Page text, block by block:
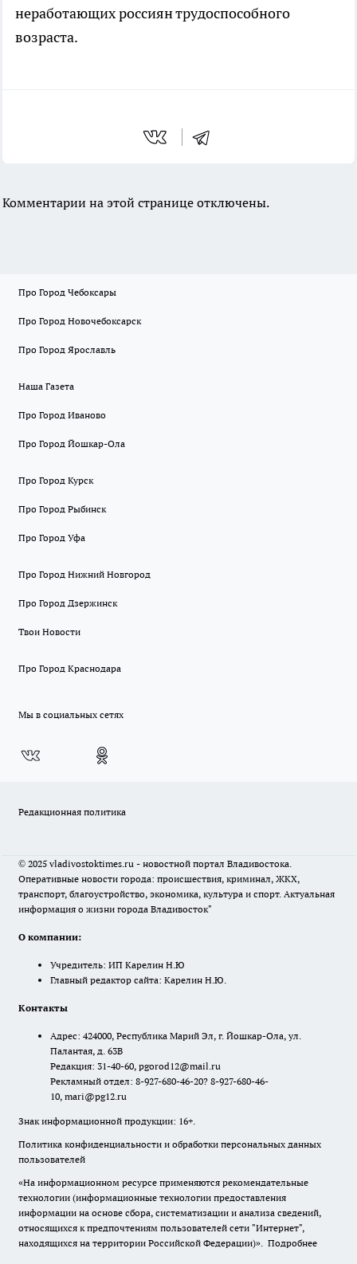
неработающих россиян трудоспособного
возраста.
Комментарии на этой странице отключены.
Про Город Чебоксары
Про Город Новочебоксарск
Про Город Ярославль
Наша Газета
Про Город Иваново
Про Город Йошкар-Ола
Про Город Курск
Про Город Рыбинск
Про Город Уфа
Про Город Нижний Новгород
Про Город Дзержинск
Твои Новости
Про Город Краснодара
Мы в социальных сетях
Редакционная политика
© 2025 vladivostoktimes.ru - новостной портал Владивостока.
Оперативные новости города: происшествия, криминал, ЖКХ,
транспорт, благоустройство, экономика, культура и спорт. Актуальная
информация о жизни города Владивосток"
О компании:
Учредитель: ИП Карелин Н.Ю
Главный редактор сайта: Карелин Н.Ю.
Контакты
Адрес: 424000, Республика Марий Эл, г. Йошкар-Ола, ул.
Палантая, д. 63В
Редакция: 31-40-60, pgorod12@mail.ru
Рекламный отдел: 8-927-680-46-20? 8-927-680-46-
10, mari@pg12.ru
Знак информационной продукции: 16+.
Политика конфиденциальности и обработки персональных данных
пользователей
«На информационном ресурсе применяются рекомендательные
технологии (информационные технологии предоставления
информации на основе сбора, систематизации и анализа сведений,
относящихся к предпочтениям пользователей сети "Интернет",
находящихся на территории Российской Федерации)». Подробнее